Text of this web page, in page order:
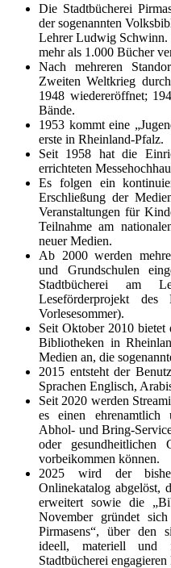
Die Stadtbücherei
der sogenannten
Lehrer Ludwig Schwinn.
mehr als 1.000 Bücher
Nach mehreren
Zweiten Weltkrieg
1948 wiedereröffnet;
Bände.
1953 kommt eine
erste in Rheinland-Pfalz.
Seit 1958 hat die
errichteten
Es folgen ein
Erschließung der
Veranstaltungen für
Teilnahme am
neuer Medien.
Ab 2000 werden
und Grundschulen
Stadtbücherei am
Leseförderprojekt
Vorlesesommer).
Seit Oktober 2010 bietet
Bibliotheken in
Medien an, die
2015 entsteht der
Sprachen Englisch,
Seit 2020 werden
es einen ehrenamtlich
Abhol- und Bring-
oder gesundheitlichen
vorbeikommen können.
2025 wird der
Onlinekatalog abgelöst,
erweitert sowie die
November gründet sich
Pirmasens“, über den
ideell, materiell und
Stadtbücherei engagieren